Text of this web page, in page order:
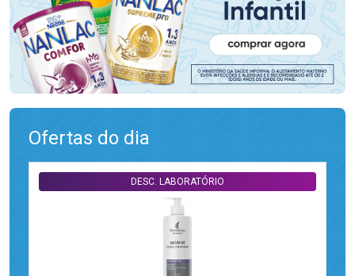
Ofertas do dia
DESC. LABORATÓRIO